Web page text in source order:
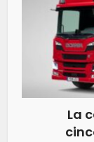
La